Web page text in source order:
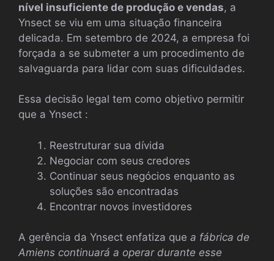
nível insuficiente de produção e vendas, a
Ynsect se viu em uma situação financeira
delicada. Em setembro de 2024, a empresa foi
forçada a se submeter a um procedimento de
salvaguarda para lidar com suas dificuldades.
Essa decisão legal tem como objetivo permitir
que a Ynsect :
Reestruturar sua dívida
Negociar com seus credores
Continuar seus negócios enquanto as
soluções são encontradas
Encontrar novos investidores
A gerência da Ynsect enfatiza que a fábrica de
Amiens continuará a operar durante esse